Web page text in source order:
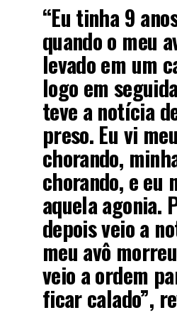
“Eu tinha 9
quando o meu
levado em um
logo em
teve a notícia
preso. Eu vi
chorando,
chorando, e eu
aquela agonia.
depois veio a
meu avô
veio a ordem
ficar calado”,